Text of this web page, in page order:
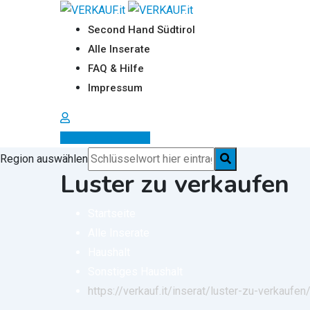
Second Hand Südtirol
Alle Inserate
FAQ & Hilfe
Impressum
Region auswählen
Luster zu verkaufen
https://verkauf.it/inserat/luster-zu-verkaufen/